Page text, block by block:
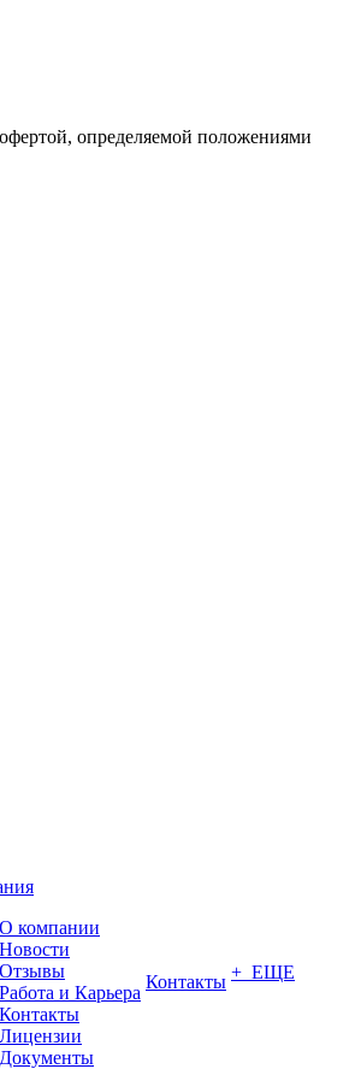
определяемой положениями
О компании
Новости
Отзывы
Работа и Карьера
Контакты
Лицензии
Документы
Контакты + ЕЩЕ